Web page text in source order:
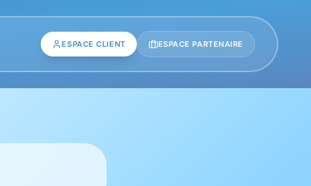
ESPACE CLIENT ESPACE PARTENAIRE